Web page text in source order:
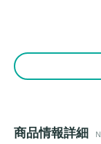
商品情報詳細